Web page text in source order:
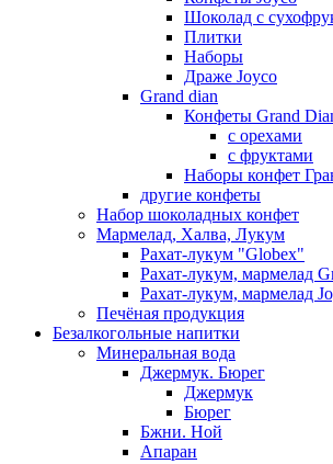
Шоколад с
Плитки
Наборы
Драже Joyco
Grand dian
Конфеты Grand
с орехами
с фруктами
Наборы конфет
другие конфеты
Набор шоколадных конфет
Мармелад, Халва, Лукум
Рахат-лукум "Globex"
Рахат-лукум, мармелад
Рахат-лукум, мармелад
Печёная продукция
Безалкогольные напитки
Минеральная вода
Джермук. Бюрег
Джермук
Бюрег
Бжни. Ной
Апаран